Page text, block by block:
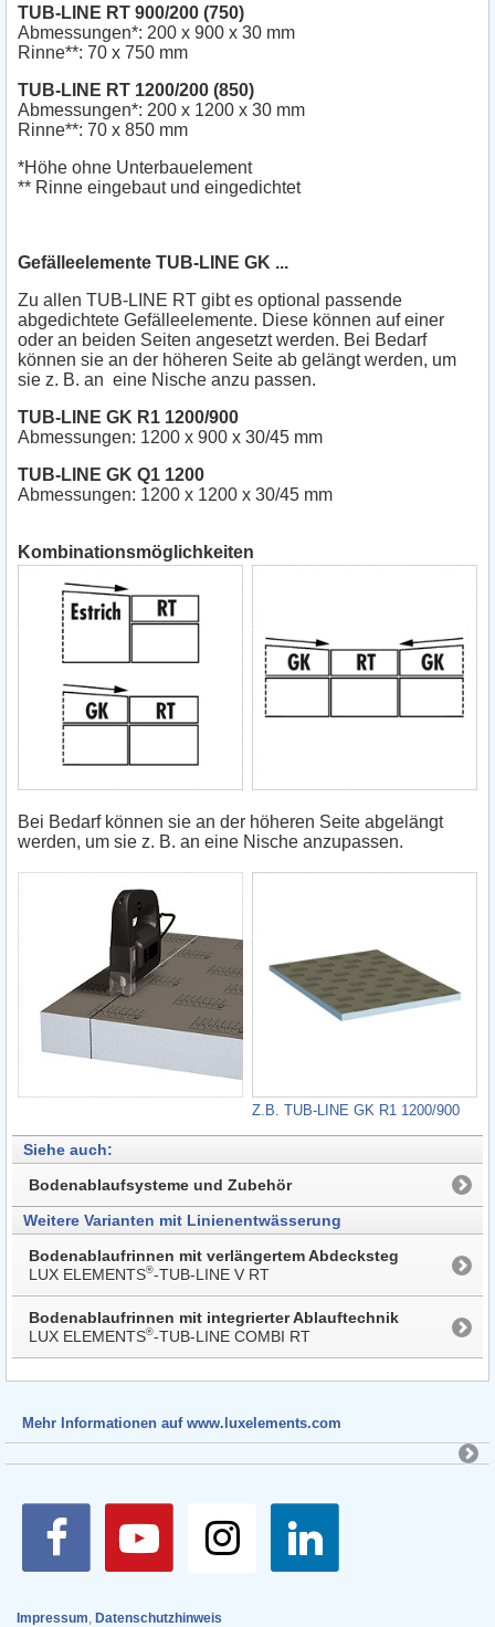
TUB-LINE RT 900/200 (750)
Abmessungen*: 200 x 900 x 30 mm
Rinne**: 70 x 750 mm
TUB-LINE RT 1200/200 (850)
Abmessungen*: 200 x 1200 x 30 mm
Rinne**: 70 x 850 mm
*Höhe ohne Unterbauelement
** Rinne eingebaut und eingedichtet
Gefälleelemente TUB-LINE GK ...
Zu allen TUB-LINE RT gibt es optional passende
abgedichtete Gefälleelemente. Diese können auf einer
oder an beiden Seiten angesetzt werden. Bei Bedarf
können sie an der höheren Seite ab gelängt werden, um
sie z. B. an eine Nische anzu passen.
TUB-LINE GK R1 1200/900
Abmessungen: 1200 x 900 x 30/45 mm
TUB-LINE GK Q1 1200
Abmessungen: 1200 x 1200 x 30/45 mm
Kombinationsmöglichkeiten
Bei Bedarf können sie an der höheren Seite abgelängt
werden, um sie z. B. an eine Nische anzupassen.
Z.B. TUB-LINE GK R1 1200/900
Siehe auch:
Bodenablaufsysteme und Zubehör
Weitere Varianten mit Linienentwässerung
Boden­ab­lauf­rinnen mit ver­länger­tem Ab­deck­steg
LUX ELEMENTS®-TUB-LINE V RT
Boden­ab­lauf­rinnen mit inte­grier­ter Ab­lauf­technik
LUX ELEMENTS®-TUB-LINE COMBI RT
Mehr Informationen auf www.luxelements.com
Impressum, Datenschutzhinweis